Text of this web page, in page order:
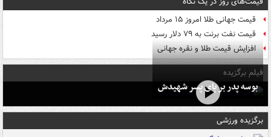
قیمت جهانی طلا امروز ۱۵ مرداد
قیمت نفت برنت به ۷۹ دلار رسید
افزایش قیمت طلا و نقره جهانی
فیلم برگزیده
بوسه‌ پدر بر پای پسر شهیدش
برگزیده ورزشی